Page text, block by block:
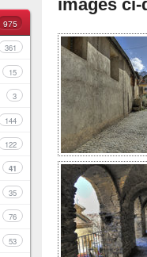
975
361
15
3
144
122
41
35
76
53
images